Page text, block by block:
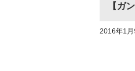
【ガ
2016年1月